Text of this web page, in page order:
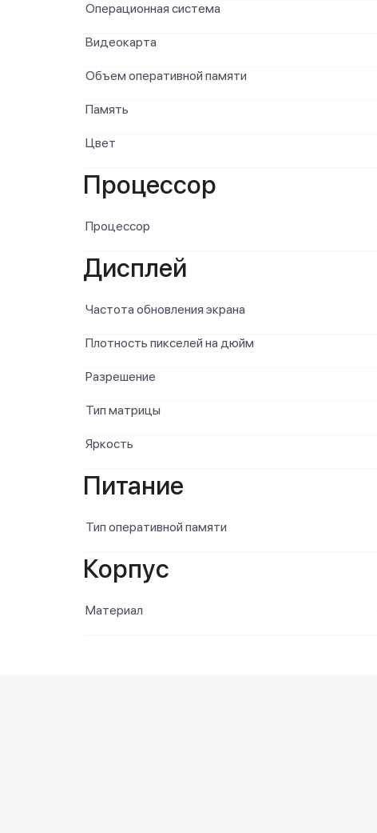
Операционная система
Видеокарта
Объем оперативной памяти
Память
Цвет
Процессор
Процессор
Дисплей
Частота обновления экрана
Плотность пикселей на дюйм
Разрешение
Тип матрицы
Яркость
Питание
Тип оперативной памяти
Корпус
Материал